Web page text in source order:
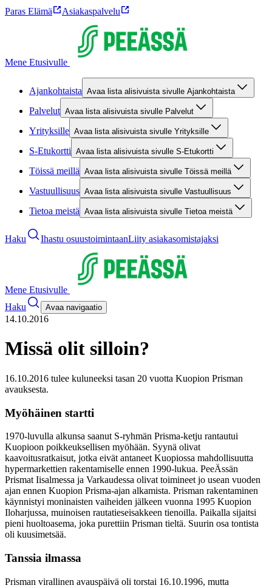
Paras Elämä Asiakaspalvelu
Mene Etusivulle
Ajankohtaista Avaa lista alisivuista sivulle Ajankohtaista
Palvelut Avaa lista alisivuista sivulle Palvelut
Yrityksille Avaa lista alisivuista sivulle Yrityksille
S-Etukortti Avaa lista alisivuista sivulle S-Etukortti
Töissä meillä Avaa lista alisivuista sivulle Töissä meillä
Vastuullisuus Avaa lista alisivuista sivulle Vastuullisuus
Tietoa meistä Avaa lista alisivuista sivulle Tietoa meistä
Haku Ihastu osuustoimintaanLiity asiakasomistajaksi
Mene Etusivulle
Haku
Avaa navigaatio
14.10.2016
Missä olit silloin?
16.10.2016 tulee kuluneeksi tasan 20 vuotta Kuopion Prisman
avauksesta.
Myöhäinen startti
1970-luvulla alkunsa saanut S-ryhmän Prisma-ketju rantautui
Kuopioon poikkeuksellisen myöhään. Syynä olivat
kaavoitusratkaisut, jotka eivät antaneet Kuopiossa mahdollisuutta
hypermarkettien rakentamiselle ennen 1990-lukua. PeeÄssän
Prismat Iisalmessa ja Varkaudessa olivat toimineet jo usean vuoden
ajan ennen Kuopion Prisma-ajan alkamista. Prisman rakentaminen
käynnistyi moninaisten vaiheiden jälkeen vuonna 1995 Kuopion
Iloharjussa, muinoisen rautatieseisakkeen tienoilla. Paikalla sijaitsi
pieni huoltoasema, joka purettiin Prisman tieltä. Suurin osa tontista
oli kuusimetsää.
Tanssia ilmassa
Prisman virallinen avauspäivä oli torstai 16.10.1996, mutta